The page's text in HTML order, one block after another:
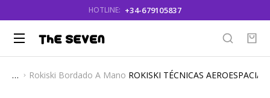
HOTLINE: +34-679105837
You are here:
Rokiski Bordado A Mano ROKISKI TÉCNICAS